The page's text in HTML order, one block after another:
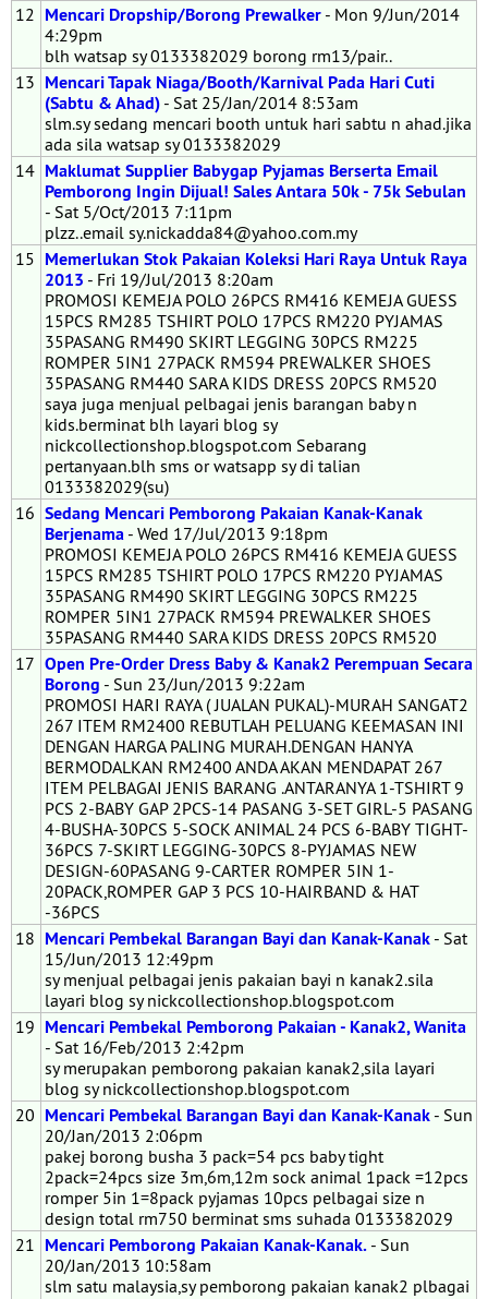
12 Mencari Dropship/Borong Prewalker - Mon 9/Jun/2014
4:29pm
blh watsap sy 0133382029 borong rm13/pair..
13 Mencari Tapak Niaga/Booth/Karnival Pada Hari Cuti
(Sabtu & Ahad) - Sat 25/Jan/2014 8:53am
slm.sy sedang mencari booth untuk hari sabtu n ahad.jika
ada sila watsap sy 0133382029
14 Maklumat Supplier Babygap Pyjamas Berserta Email
Pemborong Ingin Dijual! Sales Antara 50k - 75k Sebulan
- Sat 5/Oct/2013 7:11pm
plzz..email sy.nickadda84@yahoo.com.my
15 Memerlukan Stok Pakaian Koleksi Hari Raya Untuk Raya
2013 - Fri 19/Jul/2013 8:20am
PROMOSI KEMEJA POLO 26PCS RM416 KEMEJA GUESS
15PCS RM285 TSHIRT POLO 17PCS RM220 PYJAMAS
35PASANG RM490 SKIRT LEGGING 30PCS RM225
ROMPER 5IN1 27PACK RM594 PREWALKER SHOES
35PASANG RM440 SARA KIDS DRESS 20PCS RM520
saya juga menjual pelbagai jenis barangan baby n
kids.berminat blh layari blog sy
nickcollectionshop.blogspot.com Sebarang
pertanyaan.blh sms or watsapp sy di talian
0133382029(su)
16 Sedang Mencari Pemborong Pakaian Kanak-Kanak
Berjenama - Wed 17/Jul/2013 9:18pm
PROMOSI KEMEJA POLO 26PCS RM416 KEMEJA GUESS
15PCS RM285 TSHIRT POLO 17PCS RM220 PYJAMAS
35PASANG RM490 SKIRT LEGGING 30PCS RM225
ROMPER 5IN1 27PACK RM594 PREWALKER SHOES
35PASANG RM440 SARA KIDS DRESS 20PCS RM520
17 Open Pre-Order Dress Baby & Kanak2 Perempuan Secara
Borong - Sun 23/Jun/2013 9:22am
PROMOSI HARI RAYA ( JUALAN PUKAL)-MURAH SANGAT2
267 ITEM RM2400 REBUTLAH PELUANG KEEMASAN INI
DENGAN HARGA PALING MURAH.DENGAN HANYA
BERMODALKAN RM2400 ANDA AKAN MENDAPAT 267
ITEM PELBAGAI JENIS BARANG .ANTARANYA 1-TSHIRT 9
PCS 2-BABY GAP 2PCS-14 PASANG 3-SET GIRL-5 PASANG
4-BUSHA-30PCS 5-SOCK ANIMAL 24 PCS 6-BABY TIGHT-
36PCS 7-SKIRT LEGGING-30PCS 8-PYJAMAS NEW
DESIGN-60PASANG 9-CARTER ROMPER 5IN 1-
20PACK,ROMPER GAP 3 PCS 10-HAIRBAND & HAT
-36PCS
18 Mencari Pembekal Barangan Bayi dan Kanak-Kanak - Sat
15/Jun/2013 12:49pm
sy menjual pelbagai jenis pakaian bayi n kanak2.sila
layari blog sy nickcollectionshop.blogspot.com
19 Mencari Pembekal Pemborong Pakaian - Kanak2, Wanita
- Sat 16/Feb/2013 2:42pm
sy merupakan pemborong pakaian kanak2,sila layari
blog sy nickcollectionshop.blogspot.com
20 Mencari Pembekal Barangan Bayi dan Kanak-Kanak - Sun
20/Jan/2013 2:06pm
pakej borong busha 3 pack=54 pcs baby tight
2pack=24pcs size 3m,6m,12m sock animal 1pack =12pcs
romper 5in 1=8pack pyjamas 10pcs pelbagai size n
design total rm750 berminat sms suhada 0133382029
21 Mencari Pemborong Pakaian Kanak-Kanak. - Sun
20/Jan/2013 10:58am
slm satu malaysia,sy pemborong pakaian kanak2 plbagai